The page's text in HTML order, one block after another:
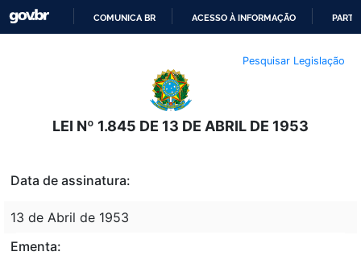
O
CONTEÚDO
COMUNICA BR ACESSO À INFORMAÇÃO
Pesquisar Legislação
LEI Nº 1.845 DE 13 DE ABRIL DE 1953
Data de assinatura:
13 de Abril de 1953
Ementa: